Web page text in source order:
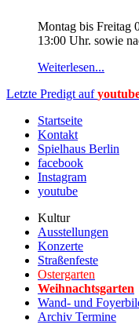
Montag bis Freitag
13:00 Uhr. sowie
Weiterlesen...
Letzte Predigt auf
Startseite
Kontakt
Spielhaus Berlin
facebook
Instagram
youtube
Kultur
Ausstellungen
Konzerte
Straßenfeste
Ostergarten
Weihnachtsgarten
Wand- und
Archiv Termine